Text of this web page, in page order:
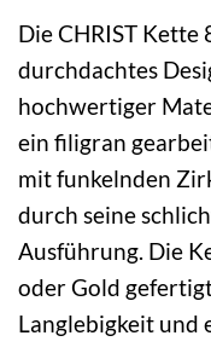
Die CHRIST
durchdachtes
hochwertiger
ein filigran
mit funkelnden
durch seine
Ausführung. Die
oder Gold
Langlebigkeit und